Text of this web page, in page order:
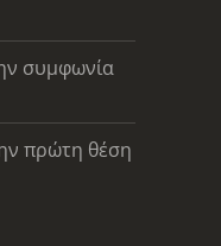
συμφωνία
πρώτη θέση